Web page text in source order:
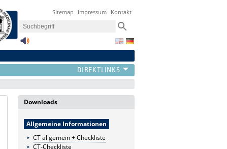
Sitemap Impressum Kontakt
Downloads
Allgemeine Informationen
CT allgemein + Checkliste
CT-Checkliste